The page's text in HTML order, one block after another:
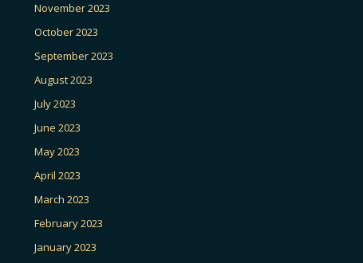
November 2023
October 2023
September 2023
August 2023
July 2023
June 2023
May 2023
April 2023
March 2023
February 2023
January 2023